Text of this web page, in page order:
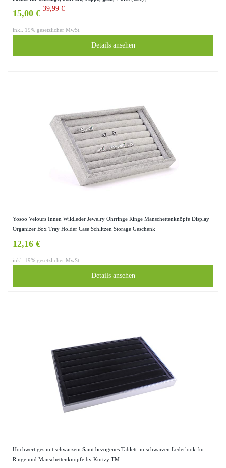
15,00 € 39,99 €
inkl. 19% gesetzlicher MwSt.
Details ansehen
Yosoo Velours Innen Wildleder Jewelry Ohrringe Ringe Manschettenknöpfe Display
Organizer Box Tray Holder Case Schlitzen Storage Geschenk
12,16 €
inkl. 19% gesetzlicher MwSt.
Details ansehen
Hochwertiges mit schwarzem Samt bezogenes Tablett im schwarzen Lederlook für
Ringe und Manschettenknöpfe by Kurtzy TM